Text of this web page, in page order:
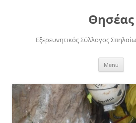
Θησέας
Εξερευνητικός Σύλλογος
Menu